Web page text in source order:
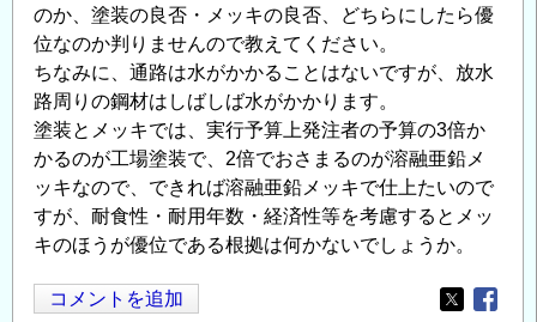
のか、塗装の良否・メッキの良否、どちらにしたら優
位なのか判りませんので教えてください。
ちなみに、通路は水がかかることはないですが、放水
路周りの鋼材はしばしば水がかかります。
塗装とメッキでは、実行予算上発注者の予算の3倍か
かるのが工場塗装で、2倍でおさまるのが溶融亜鉛メ
ッキなので、できれば溶融亜鉛メッキで仕上たいので
すが、耐食性・耐用年数・経済性等を考慮するとメッ
キのほうが優位である根拠は何かないでしょうか。
コメントを追加
Opens in